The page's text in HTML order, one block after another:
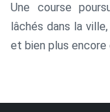
Une course
lâchés dans la
et bien plus encore